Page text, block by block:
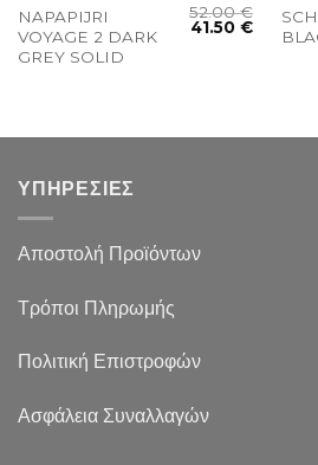
NAPAPIJRI
VOYAGE 2 DARK
GREY SOLID
52.00€
41.50€
ΥΠΗΡΕΣΙΕΣ
Αποστολή Προϊόντων
Τρόποι Πληρωμής
Πολιτική Επιστροφών
Ασφάλεια Συναλλαγών